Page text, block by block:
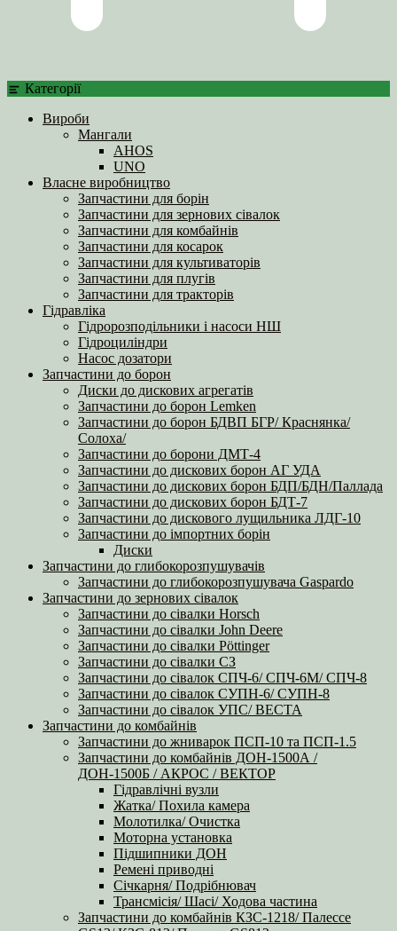
Категорії
Вироби
Мангали
AHOS
UNO
Власне виробництво
Запчастини для борін
Запчастини для зернових сівалок
Запчастини для комбайнів
Запчастини для косарок
Запчастини для культиваторів
Запчастини для плугів
Запчастини для тракторів
Гідравліка
Гідророзподільники і насоси НШ
Гідроциліндри
Насос дозатори
Запчастини до борон
Диски до дискових агрегатів
Запчастини до борон Lemken
Запчастини до борон БДВП БГР/ Краснянка/
Солоха/
Запчастини до борони ДМТ-4
Запчастини до дискових борон АГ УДА
Запчастини до дискових борон БДП/БДН/Паллада
Запчастини до дискових борон БДТ-7
Запчастини до дискового лущильника ЛДГ-10
Запчастини до імпортних борін
Диски
Запчастини до глибокорозпушувачів
Запчастини до глибокорозпушувача Gaspardo
Запчастини до зернових сівалок
Запчастини до сівалки Horsch
Запчастини до сівалки John Deere
Запчастини до сівалки Pöttinger
Запчастини до сівалки СЗ
Запчастини до сівалок СПЧ-6/ СПЧ-6М/ СПЧ-8
Запчастини до сівалок СУПН-6/ СУПН-8
Запчастини до сівалок УПС/ ВЕСТА
Запчастини до комбайнів
Запчастини до жниварок ПСП-10 та ПСП-1.5
Запчастини до комбайнів ДОН-1500А /
ДОН-1500Б / АКРОС / ВЕКТОР
Гідравлічні вузли
Жатка/ Похила камера
Молотилка/ Очистка
Моторна установка
Підшипники ДОН
Ремені приводні
Січкарня/ Подрібнювач
Трансмісія/ Шасі/ Ходова частина
Запчастини до комбайнів КЗС-1218/ Палессе